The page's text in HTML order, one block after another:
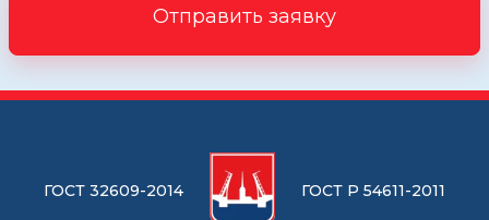
Отправить заявку
ГОСТ 32609-2014 ГОСТ Р 54611-2011